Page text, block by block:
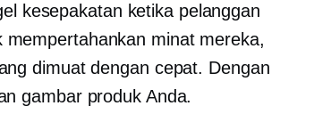
kesepakatan ketika pelanggan
minat mereka,
dimuat dengan cepat. Dengan
gambar produk Anda.